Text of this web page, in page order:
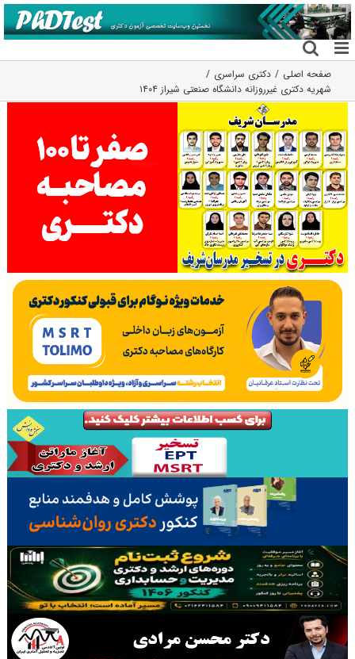
رفتن
به
محتوا
صفحه اصلی
دکتری سراسری
شهریه دکتری غیرروزانه دانشگاه صنعتی شیراز ۱۴۰۴